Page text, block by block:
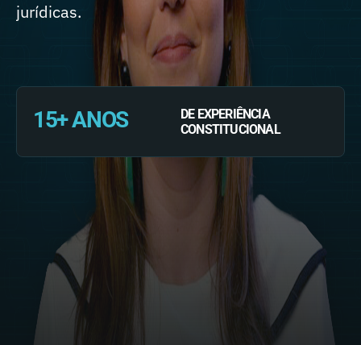
jurídicas.
15+ ANOS
DE EXPERIÊNCIA
CONSTITUCIONAL
SIGA NAS REDES
Graduação: Ingressou na Universidade
Federal de Juiz de Fora em 2000, finalizando